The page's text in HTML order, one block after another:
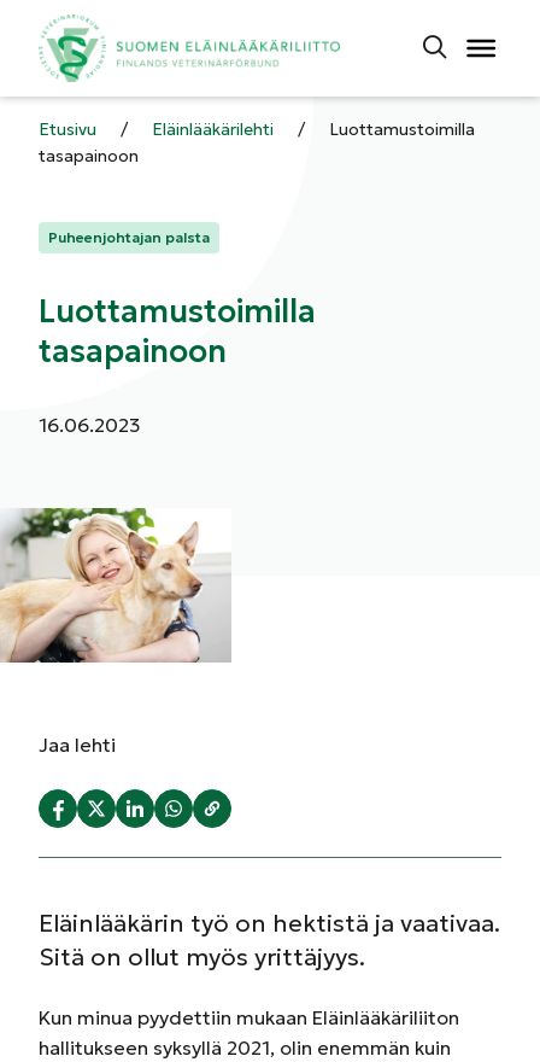
Etusivu / Eläinlääkärilehti /
Luottamustoimilla
tasapainoon
Kategoriat:
Puheenjohtajan palsta
Luottamustoimilla
tasapainoon
Julkaistu:
16.06.2023
Jaa lehti
Eläinlääkärin työ on hektistä ja vaativaa.
Sitä on ollut myös yrittäjyys.
Kun minua pyydettiin mukaan Eläinlääkäriliiton
hallitukseen syksyllä 2021, olin enemmän kuin